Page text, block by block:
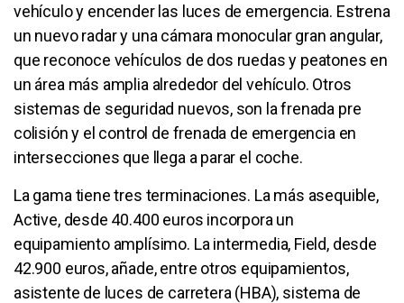
vehículo y encender las luces de emergencia. Estrena
un nuevo radar y una cámara monocular gran angular,
que reconoce vehículos de dos ruedas y peatones en
un área más amplia alrededor del vehículo. Otros
sistemas de seguridad nuevos, son la frenada pre
colisión y el control de frenada de emergencia en
intersecciones que llega a parar el coche.
La gama tiene tres terminaciones. La más asequible,
Active, desde 40.400 euros incorpora un
equipamiento amplísimo. La intermedia, Field, desde
42.900 euros, añade, entre otros equipamientos,
asistente de luces de carretera (HBA), sistema de